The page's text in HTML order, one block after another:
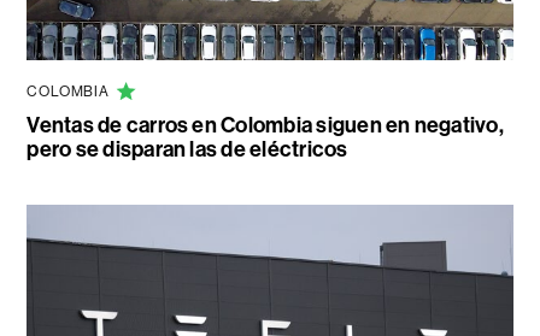
COLOMBIA
Ventas de carros en Colombia siguen en negativo,
pero se disparan las de eléctricos